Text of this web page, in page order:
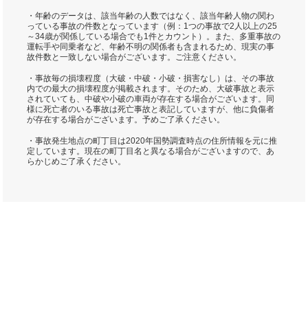
・年齢のデータは、該当年齢の人数ではなく、該当年齢人物の関わ
っている事故の件数となっています（例：1つの事故で2人以上の25
～34歳が関係している場合でも1件とカウント）。また、多重事故の
運転手や同乗者など、年齢不明の関係者も含まれるため、現実の事
故件数と一致しない場合がございます。ご注意ください。
・事故毎の損壊程度（大破・中破・小破・損害なし）は、その事故
内での最大の損壊程度が掲載されます。そのため、大破事故と表示
されていても、中破や小破の車両が存在する場合がございます。同
様に死亡者のいる事故は死亡事故と表記していますが、他に負傷者
が存在する場合がございます。予めご了承ください。
・事故発生地点の町丁目は2020年国勢調査時点の住所情報を元に推
定しています。現在の町丁目名と異なる場合がございますので、あ
らかじめご了承ください。